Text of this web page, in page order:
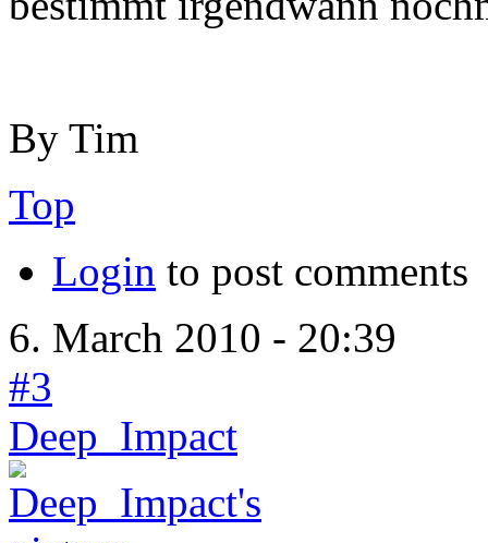
By Tim
Top
Login to post comments
6. March 2010 - 20:39
#3
Deep_Impact